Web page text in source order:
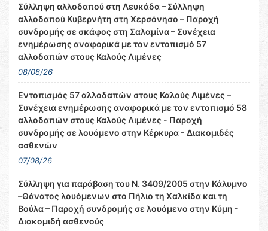
Σύλληψη αλλοδαπού στη Λευκάδα – Σύλληψη
αλλοδαπού Κυβερνήτη στη Χερσόνησο – Παροχή
συνδρομής σε σκάφος στη Σαλαμίνα – Συνέχεια
ενημέρωσης αναφορικά με τον εντοπισμό 57
αλλοδαπών στους Καλούς Λιμένες
08/08/26
Εντοπισμός 57 αλλοδαπών στους Καλούς Λιμένες –
Συνέχεια ενημέρωσης αναφορικά με τον εντοπισμό 58
αλλοδαπών στους Καλούς Λιμένες - Παροχή
συνδρομής σε λουόμενο στην Κέρκυρα - Διακομιδές
ασθενών
07/08/26
Σύλληψη για παράβαση του Ν. 3409/2005 στην Κάλυμνο
–Θάνατος λουόμενων στο Πήλιο τη Χαλκίδα και τη
Βούλα – Παροχή συνδρομής σε λουόμενο στην Κύμη -
Διακομιδή ασθενούς